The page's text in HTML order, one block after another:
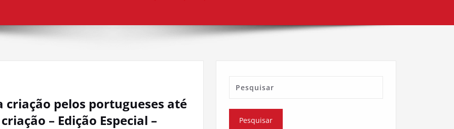
criação pelos portugueses até
– Edição Especial –